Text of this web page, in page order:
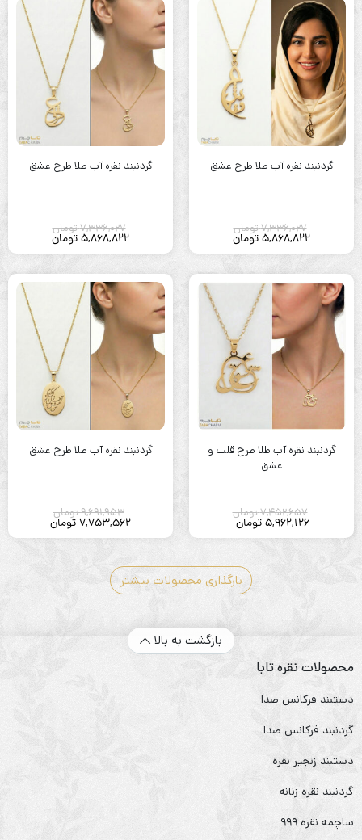
گردنبند نقره آب طلا طرح عشق
7,336,027تومان
5,868,822تومان
گردنبند نقره آب طلا طرح عشق
7,336,027تومان
5,868,822تومان
گردنبند نقره آب طلا طرح قلب و
عشق
7,452,657تومان
5,962,126 تومان
گردنبند نقره آب طلا طرح عشق
9,691,953تومان
7,753,562تومان
بارگذاری محصولات بیشتر
بازگشت به بالا
محصولات نقره تابا
دستبند فرکانس صدا
گردنبند فرکانس صدا
دستبند زنجیر نقره
گردنبند نقره زنانه
ساچمه نقره ۹۹۹